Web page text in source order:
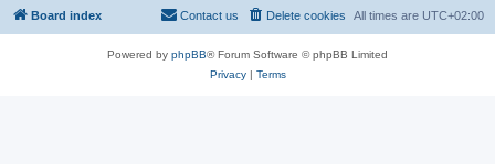
Board index All times are UTC+02:00
Delete cookies
Contact us
Powered by phpBB® Forum Software © phpBB Limited
Privacy| Terms